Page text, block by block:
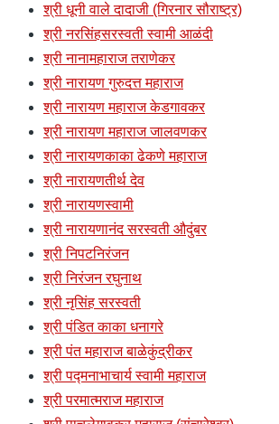
श्री धूनी वाले दादाजी (गिरनार सौराष्ट्र)
श्री नरसिंहसरस्वती स्वामी आळंदी
श्री नानामहाराज तराणेकर
श्री नारायण गुरुदत्त महाराज
श्री नारायण महाराज केडगावकर
श्री नारायण महाराज जालवणकर
श्री नारायणकाका ढेकणे महाराज
श्री नारायणतीर्थ देव
श्री नारायणस्वामी
श्री नारायणानंद सरस्वती औदुंबर
श्री निपटनिरंजन
श्री निरंजन रघुनाथ
श्री नृसिंह सरस्वती
श्री पंडित काका धनागरे
श्री पंत महाराज बाळेकुंद्रीकर
श्री पद्मनाभाचार्य स्वामी महाराज
श्री परमात्मराज महाराज